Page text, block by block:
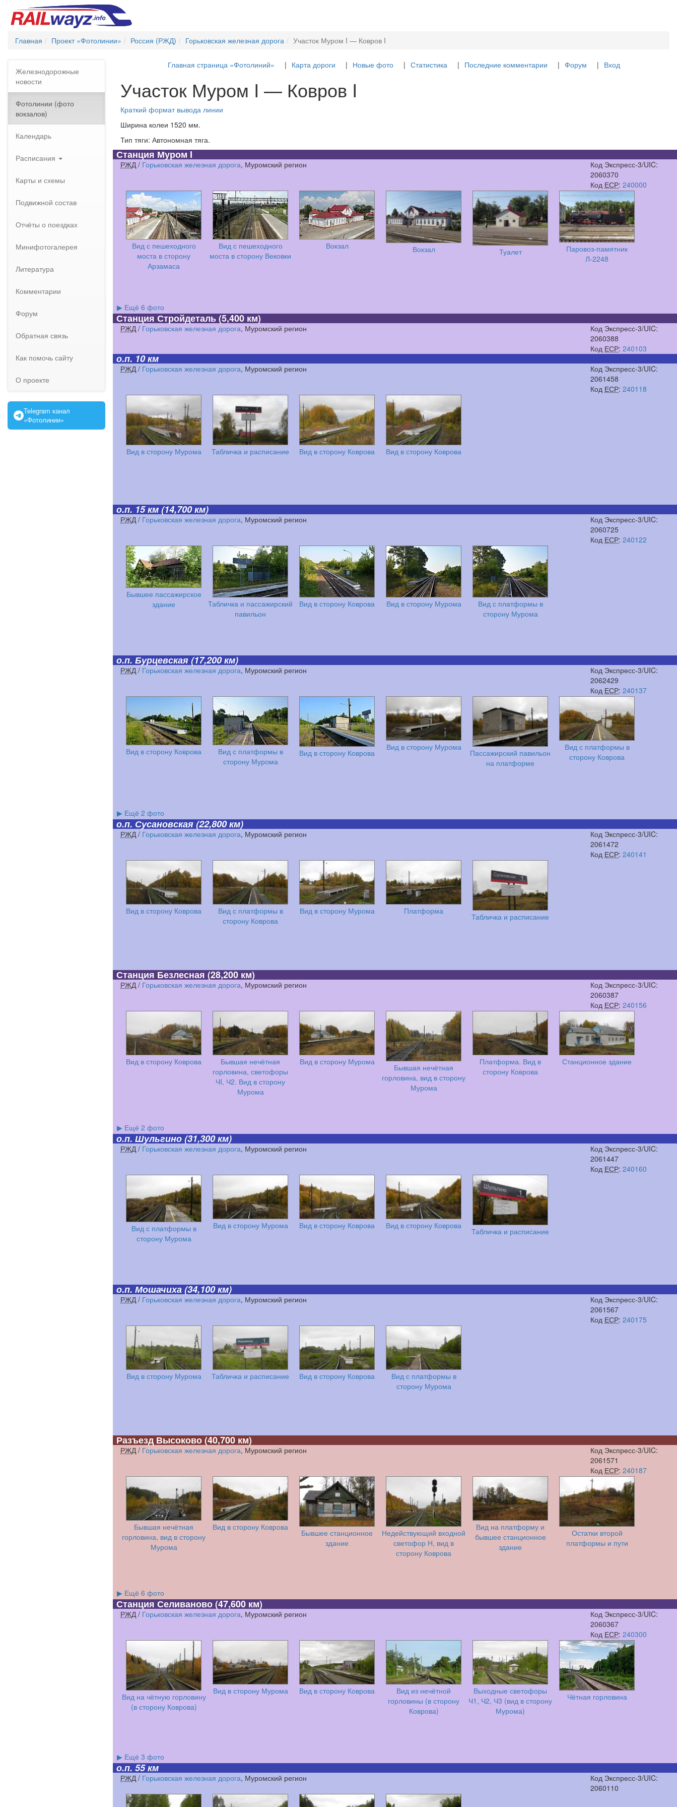
Главная Проект «Фотолинии» Россия (РЖД) Горьковская железная дорога Участок Муром I — Ковров I
Железнодорожные
новости
Фотолинии (фото
вокзалов)
Календарь
Расписания
Карты и схемы
Подвижной состав
Отчёты о поездках
Минифотогалерея
Литература
Комментарии
Форум
Обратная связь
Как помочь сайту
О проекте
Telegram канал
«Фотолинии»
Главная страница «Фотолиний» Карта дороги Новые фото Статистика Последние комментарии Форум Вход
Участок Муром I — Ковров I
Краткий формат вывода линии
Ширина колеи 1520 мм.
Тип тяги: Автономная тяга.
Станция Муром I
РЖД/ Горьковская железная дорога, Муромский регион
Код Экспресс-3/UIC:
2060370
Код ЕСР:240000
Вид с пешеходного
моста в сторону
Арзамаса
Вид с пешеходного
моста в сторону Вековки
Вокзал Вокзал Туалет
Паровоз-памятник
Л-2248
▶ Ещё 6 фото
Станция Стройдеталь(5,400 км)
РЖД/ Горьковская железная дорога, Муромский регион
Код Экспресс-3/UIC:
2060388
Код ЕСР:240103
о.п. 10 км
РЖД/ Горьковская железная дорога, Муромский регион
Код Экспресс-3/UIC:
2061458
Код ЕСР:240118
Вид в сторону Мурома Табличка и расписание Вид в сторону Коврова Вид в сторону Коврова
о.п. 15 км(14,700 км)
РЖД/ Горьковская железная дорога, Муромский регион
Код Экспресс-3/UIC:
2060725
Код ЕСР:240122
Бывшее пассажирское
здание
Табличка и пассажирский
павильон
Вид в сторону Коврова Вид в сторону Мурома
Вид с платформы в
сторону Мурома
о.п. Бурцевская(17,200 км)
РЖД/ Горьковская железная дорога, Муромский регион
Код Экспресс-3/UIC:
2062429
Код ЕСР:240137
Вид в сторону Коврова
Вид с платформы в
сторону Мурома
Вид в сторону Коврова
Вид в сторону Мурома
Пассажирский павильон
на платформе
Вид с платформы в
сторону Коврова
▶ Ещё 2 фото
о.п. Сусановская(22,800 км)
РЖД/ Горьковская железная дорога, Муромский регион
Код Экспресс-3/UIC:
2061472
Код ЕСР:240141
Вид в сторону Коврова
Вид с платформы в
сторону Коврова
Вид в сторону Мурома Платформа
Табличка и расписание
Станция Безлесная(28,200 км)
РЖД/ Горьковская железная дорога, Муромский регион
Код Экспресс-3/UIC:
2060387
Код ЕСР:240156
Вид в сторону Коврова
Бывшая нечётная
горловина, светофоры
ЧI, Ч2. Вид в сторону
Мурома
Вид в сторону Мурома
Бывшая нечётная
горловина, вид в сторону
Мурома
Платформа. Вид в
сторону Коврова
Станционное здание
▶ Ещё 2 фото
о.п. Шульгино(31,300 км)
РЖД/ Горьковская железная дорога, Муромский регион
Код Экспресс-3/UIC:
2061447
Код ЕСР:240160
Вид с платформы в
сторону Мурома
Вид в сторону Мурома Вид в сторону Коврова Вид в сторону Коврова
Табличка и расписание
о.п. Мошачиха(34,100 км)
РЖД/ Горьковская железная дорога, Муромский регион
Код Экспресс-3/UIC:
2061567
Код ЕСР:240175
Вид в сторону Мурома Табличка и расписание Вид в сторону Коврова
Вид с платформы в
сторону Мурома
Разъезд Высоково(40,700 км)
РЖД/ Горьковская железная дорога, Муромский регион
Код Экспресс-3/UIC:
2061571
Код ЕСР:240187
Бывшая нечётная
горловина, вид в сторону
Мурома
Вид в сторону Коврова
Бывшее станционное
здание
Недействующий входной
светофор Н, вид в
сторону Коврова
Вид на платформу и
бывшее станционное
здание
Остатки второй
платформы и пути
▶ Ещё 6 фото
Станция Селиваново(47,600 км)
РЖД/ Горьковская железная дорога, Муромский регион
Код Экспресс-3/UIC:
2060367
Код ЕСР:240300
Вид на чётную горловину
(в сторону Коврова)
Вид в сторону Мурома Вид в сторону Коврова
Вид из нечётной
горловины (в сторону
Коврова)
Выходные светофоры
Ч1, Ч2, Ч3 (вид в сторону
Мурома)
Чётная горловина
▶ Ещё 3 фото
о.п. 55 км
РЖД/ Горьковская железная дорога, Муромский регион
Код Экспресс-3/UIC:
2060110